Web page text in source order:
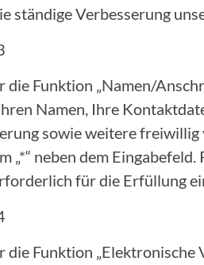
ständige Verbesserung
die Funktion „Namen/
Namen, Ihre
sowie weitere freiwillig
„*“ neben dem
für die Erfüllung
die Funktion „Elektronische